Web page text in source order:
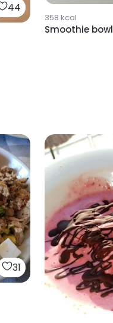
44
358 kcal
Smoothie bowl
31